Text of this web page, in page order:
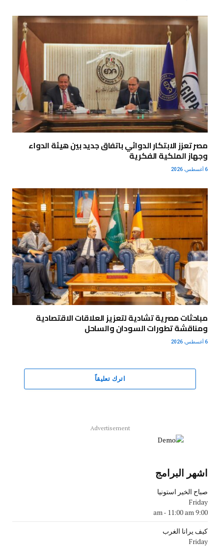
مصر تعزز الابتكار الدوائي باتفاق جديد بين هيئة الدواء
وجهاز الملكية الفكرية
6 أغسطس، 2026
مباحثات مصرية تشادية لتعزيز العلاقات الاقتصادية
ومناقشة تطورات السودان والساحل
6 أغسطس، 2026
اترك تعليقاً
Advertisement
اشهر البرامج
صباح الخير استونيا
Friday
9:00 am
- 11:00 am
كيف يرانا الغرب
Friday